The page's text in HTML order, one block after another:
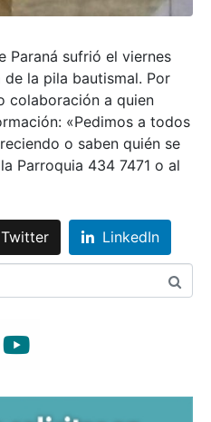
Paraná sufrió el viernes
la pila bautismal. Por
colaboración a quien
«Pedimos a todos
o saben quién se
Parroquia 434 7471 o al
Twitter LinkedIn